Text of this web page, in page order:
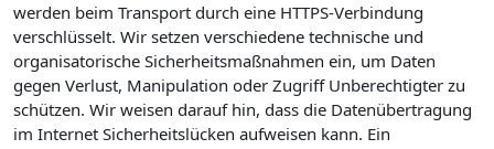
werden beim Transport durch eine HTTPS-Verbindung
verschlüsselt. Wir setzen verschiedene technische und
organisatorische Sicherheitsmaßnahmen ein, um Daten
gegen Verlust, Manipulation oder Zugriff Unberechtigter zu
schützen. Wir weisen darauf hin, dass die Datenübertragung
im Internet Sicherheitslücken aufweisen kann. Ein